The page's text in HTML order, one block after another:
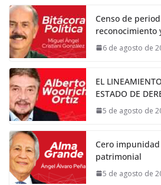
Censo de
6 de agosto de
EL
ESTADO DE
5 de agosto de
Cero
patrimonial
5 de agosto de